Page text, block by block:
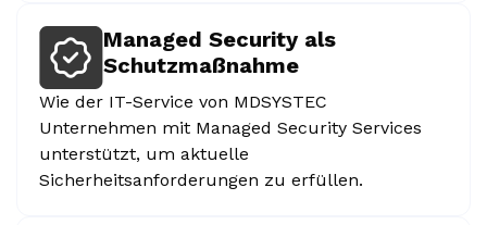
Managed Security als
Schutzmaßnahme
Wie der IT-Service von MDSYSTEC
Unternehmen mit Managed Security Services
unterstützt, um aktuelle
Sicherheitsanforderungen zu erfüllen.